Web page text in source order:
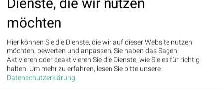
BSNgine
Rutsc
h der
Stunde
x
ng
Averages
Märk
Tage
„n“
Umsa
Dienste, die wir nutzen
möchten
Hier können Sie die Dienste, die wir auf dieser Website nutzen
möchten, bewerten und anpassen. Sie haben das Sagen!
Aktivieren oder deaktivieren Sie die Dienste, wie Sie es für richtig
halten. Um mehr zu erfahren, lesen Sie bitte unsere
Datenschutzerklärung.